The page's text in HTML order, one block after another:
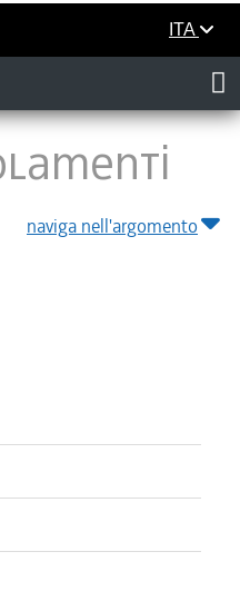
ITA
naviga nell'argomento